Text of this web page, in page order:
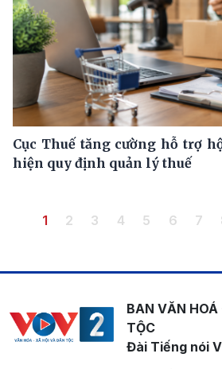
Cục Thuế tăng cường hỗ trợ
hiện quy định quản lý thuế
Pagination
Trang hiện thời
1 Trang
2 Trang
3 Trang
4 Trang
5 Trang
6 7
BAN VĂN HOÁ
TỘC
Đài Tiếng nói